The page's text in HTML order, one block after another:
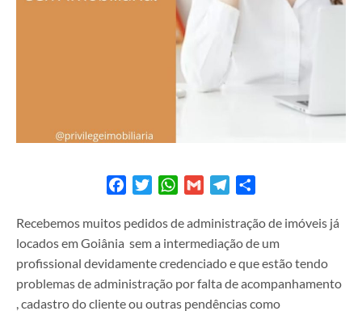
FacebookTwitterWhatsApp
Gmail Telegram
Recebemos muitos pedidos de administração de imóveis já
locados em Goiânia sem a intermediação de um
profissional devidamente credenciado e que estão tendo
problemas de administração por falta de acompanhamento
, cadastro do cliente ou outras pendências como